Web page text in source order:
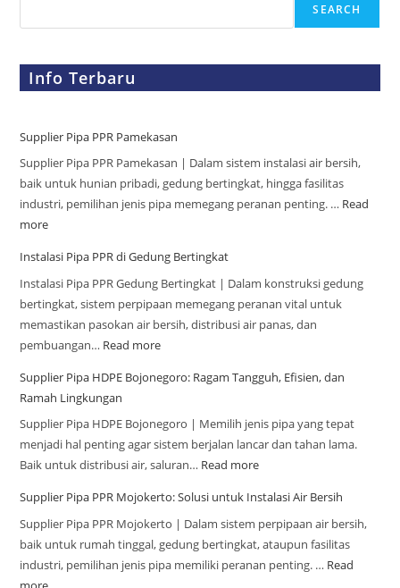
SEARCH
Info Terbaru
Supplier Pipa PPR Pamekasan
Supplier Pipa PPR Pamekasan | Dalam sistem instalasi air bersih,
baik untuk hunian pribadi, gedung bertingkat, hingga fasilitas
industri, pemilihan jenis pipa memegang peranan penting. … Read
more
Instalasi Pipa PPR di Gedung Bertingkat
Instalasi Pipa PPR Gedung Bertingkat | Dalam konstruksi gedung
bertingkat, sistem perpipaan memegang peranan vital untuk
memastikan pasokan air bersih, distribusi air panas, dan
pembuangan… Read more
Supplier Pipa HDPE Bojonegoro: Ragam Tangguh, Efisien, dan
Ramah Lingkungan
Supplier Pipa HDPE Bojonegoro | Memilih jenis pipa yang tepat
menjadi hal penting agar sistem berjalan lancar dan tahan lama.
Baik untuk distribusi air, saluran… Read more
Supplier Pipa PPR Mojokerto: Solusi untuk Instalasi Air Bersih
Supplier Pipa PPR Mojokerto | Dalam sistem perpipaan air bersih,
baik untuk rumah tinggal, gedung bertingkat, ataupun fasilitas
industri, pemilihan jenis pipa memiliki peranan penting. … Read